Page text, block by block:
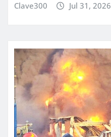
Clave300 Jul 31, 2026